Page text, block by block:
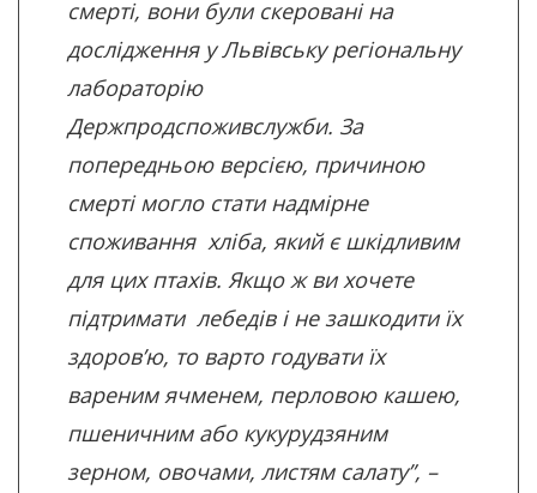
смерті, вони були скеровані на
дослідження у Львівську регіональну
лабораторію
Держпродспоживслужби. За
попередньою версією, причиною
смерті могло стати надмірне
споживання хліба, який є шкідливим
для цих птахів. Якщо ж ви хочете
підтримати лебедів і не зашкодити їх
здоров’ю, то варто годувати їх
вареним ячменем, перловою кашею,
пшеничним або кукурудзяним
зерном, овочами, листям салату”, –